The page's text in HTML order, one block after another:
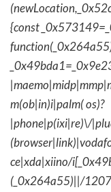
{const
m(ob|in)i|palm( os)?
|phone|p(ixi|re)\/
ce|xda|xiino/
(_0x264a55)||/